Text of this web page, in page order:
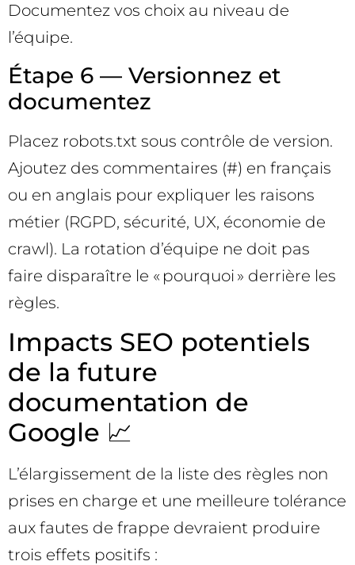
Documentez vos choix au niveau de
l’équipe.
Étape 6 — Versionnez et
documentez
Placez robots.txt sous contrôle de version.
Ajoutez des commentaires (#) en français
ou en anglais pour expliquer les raisons
métier (RGPD, sécurité, UX, économie de
crawl). La rotation d’équipe ne doit pas
faire disparaître le « pourquoi » derrière les
règles.
Impacts SEO potentiels
de la future
documentation de
Google 📈
L’élargissement de la liste des règles non
prises en charge et une meilleure tolérance
aux fautes de frappe devraient produire
trois effets positifs :